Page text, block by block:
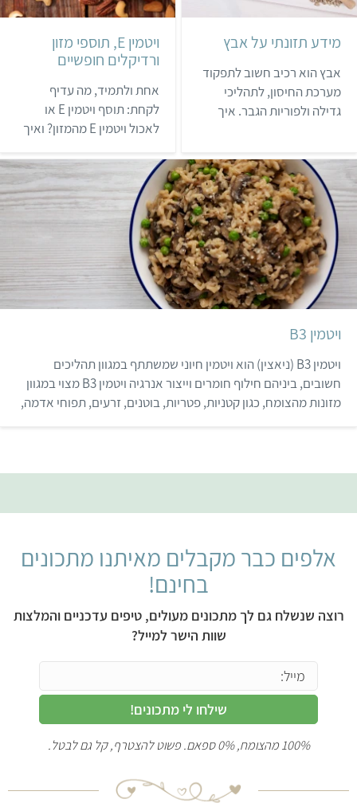
מידע תזונתי על אבץ
אבץ הוא רכיב חשוב לתפקוד
מערכת החיסון, לתהליכי
גדילה ולפוריות הגבר. איך
מהצומח?
ויטמין E, תוספי מזון
ורדיקלים חופשיים
אחת ולתמיד, מה עדיף
לקחת: תוסף ויטמין E או
לאכול ויטמין E מהמזון? ואיך
כולל גם המלצות למתכונים.
מידע חיוני למי שבריאותו
חשובה לו.
ויטמין B3
ויטמין B3 (ניאצין) הוא ויטמין חיוני שמשתתף במגוון תהליכים
חשובים, ביניהם חילוף חומרים וייצור אנרגיה ויטמין B3 מצוי במגוון
מזונות מהצומח, כגון קטניות, פטריות, בוטנים, זרעים, תפוחי אדמה,
אלפים כבר מקבלים מאיתנו מתכונים
בחינם!
רוצה שנשלח גם לך מתכונים מעולים, טיפים עדכניים והמלצות
שוות הישר למייל?
שילחו לי מתכונים!
100% מהצומח, 0% ספאם. פשוט להצטרף, קל גם לבטל.